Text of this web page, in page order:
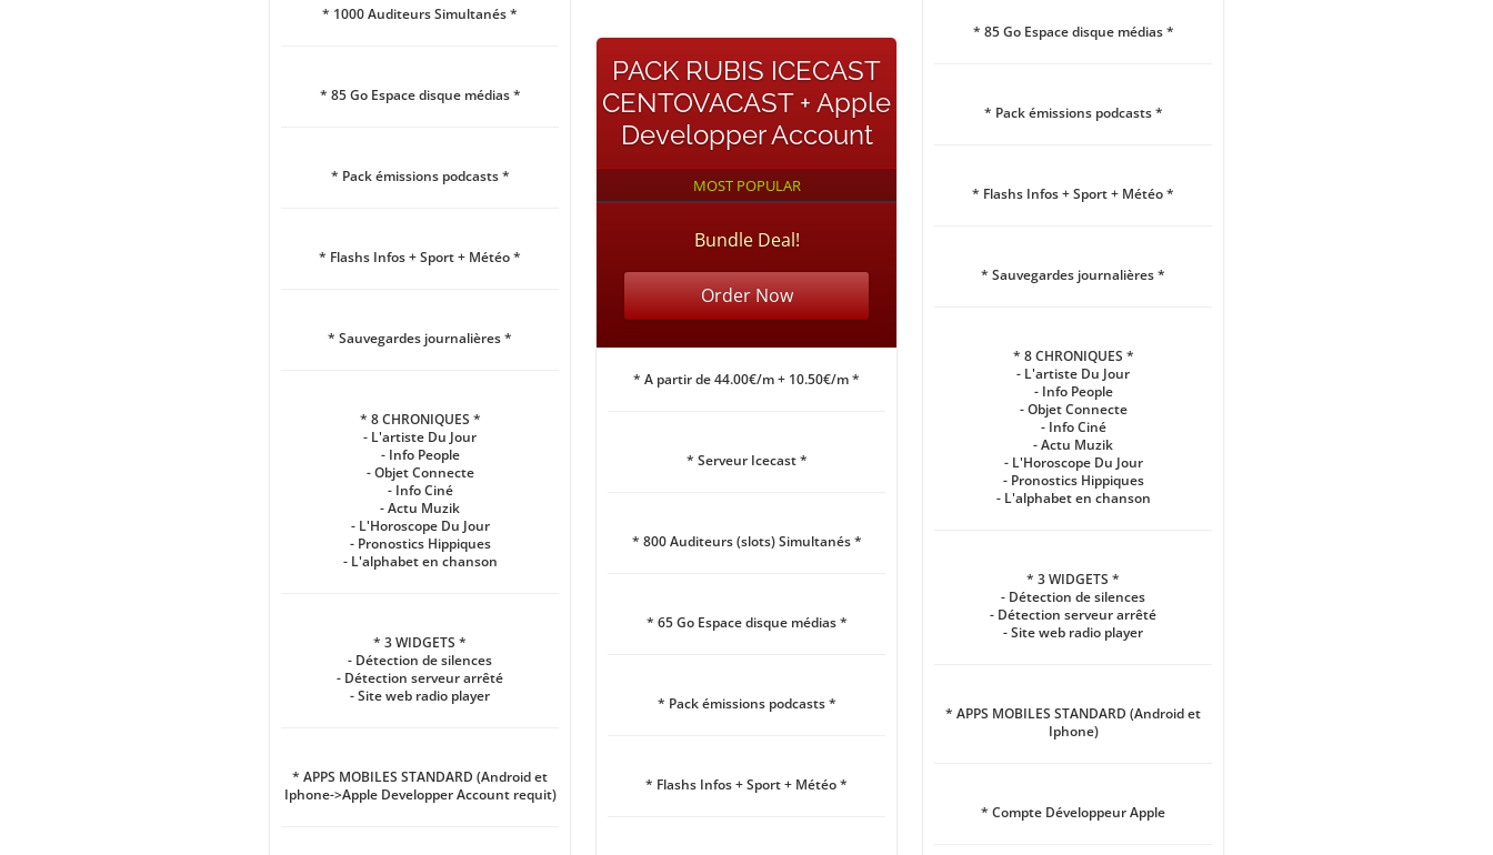
* 1000 Auditeurs Simultanés *
* 85 Go Espace disque médias *
* Pack émissions podcasts *
* Flashs Infos + Sport + Météo *
* Sauvegardes journalières *
* 8 CHRONIQUES *
- L'artiste Du Jour
- Info People
- Objet Connecte
- Info Ciné
- Actu Muzik
- L'Horoscope Du Jour
- Pronostics Hippiques
- L'alphabet en chanson
* 3 WIDGETS *
- Détection de silences
- Détection serveur arrêté
- Site web radio player
* APPS MOBILES STANDARD (Android et
Iphone->Apple Developper Account requit)
PACK RUBIS ICECAST
CENTOVACAST + Apple
Developper Account
MOST POPULAR
Bundle Deal!
Order Now
* A partir de 44.00€/m + 10.50€/m *
* Serveur Icecast *
* 800 Auditeurs (slots) Simultanés *
* 65 Go Espace disque médias *
* Pack émissions podcasts *
* Flashs Infos + Sport + Météo *
* 85 Go Espace disque médias *
* Pack émissions podcasts *
* Flashs Infos + Sport + Météo *
* Sauvegardes journalières *
* 8 CHRONIQUES *
- L'artiste Du Jour
- Info People
- Objet Connecte
- Info Ciné
- Actu Muzik
- L'Horoscope Du Jour
- Pronostics Hippiques
- L'alphabet en chanson
* 3 WIDGETS *
- Détection de silences
- Détection serveur arrêté
- Site web radio player
* APPS MOBILES STANDARD (Android et
Iphone)
* Compte Développeur Apple